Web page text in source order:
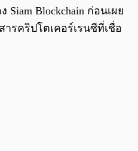
Blockchain ก่อนเผย
รคริปโตเคอร์เรนซีที่เชื่อ